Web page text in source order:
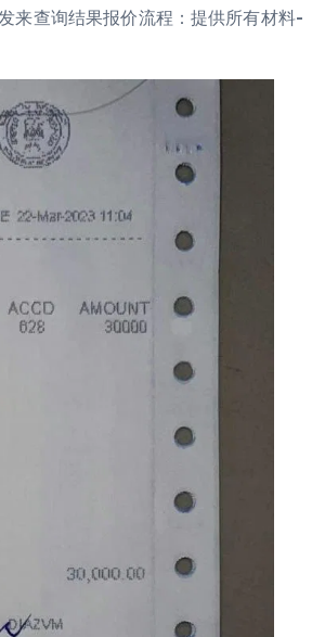
查询结果报价流程：提供所有材料-